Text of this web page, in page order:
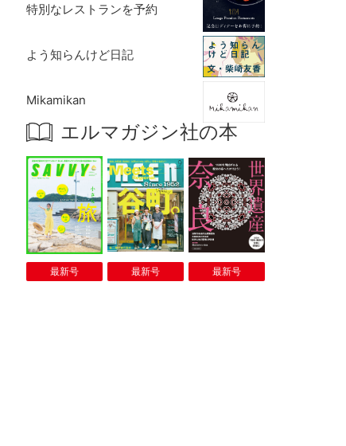
特別なレストランを予約
よう知らんけど日記
Mikamikan
エルマガジン社の本
最新号 最新号 最新号